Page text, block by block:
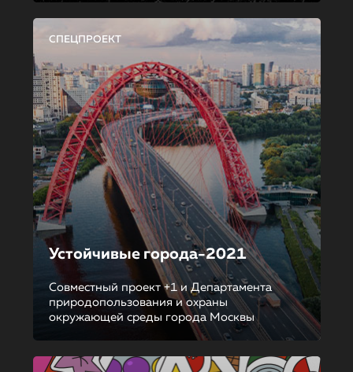
СПЕЦПРОЕКТ
Устойчивые города-2021
Совместный проект +1 и Департамента
природопользования и охраны
окружающей среды города Москвы